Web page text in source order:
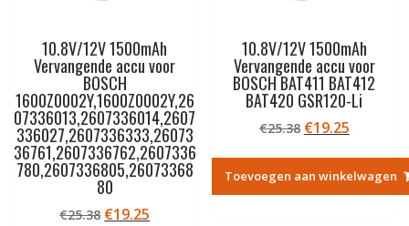
10.8V/12V 1500mAh
Vervangende accu voor
BOSCH
1600Z0002Y,1600Z0002Y,26
07336013,2607336014,2607
336027,2607336333,26073
36761,2607336762,2607336
780,2607336805,26073368
80
€25.38 Oorspronkelijke
€19.25
10.8V/12V 1500mAh
Vervangende accu voor
BOSCH BAT411 BAT412
BAT420 GSR120-Li
€25.38
was:
€25.38.
€19.25Huidige
is:
€19.25.
Toevoegen aan winkelwagen